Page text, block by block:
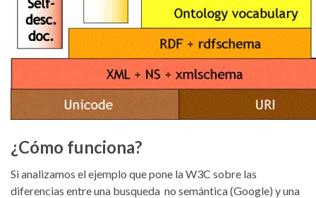
¿Cómo funciona?
Si analizamos el ejemplo que pone la W3C sobre las
diferencias entre una busqueda no semántica (Google) y una